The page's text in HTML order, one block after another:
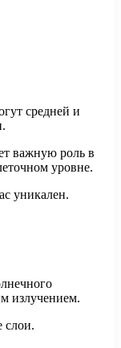
средней и
важную роль в
уровне.
уникален.
излучением.
слои.